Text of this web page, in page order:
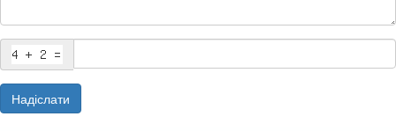
Надіслати